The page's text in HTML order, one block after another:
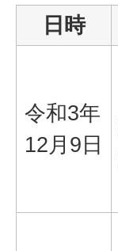
日時
令和3年
12月9日